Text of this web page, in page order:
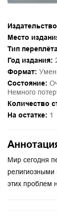
Место
Тип
Год издания:
Формат:
Состояние:
Немного
Количество
На остатке: 1
Мир сегодня
этих проблем